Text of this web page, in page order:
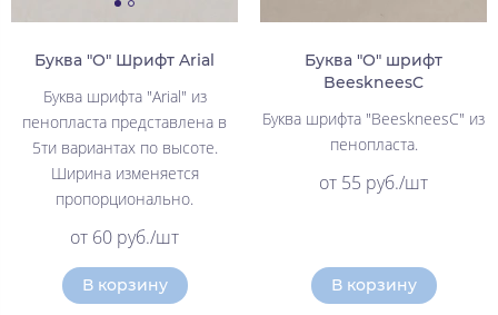
Буква "О" Шрифт Arial
Буква шрифта "Arial" из
пенопласта представлена в
5ти вариантах по высоте.
Ширина изменяется
пропорционально.
от 60 руб./шт
В корзину
Буква "О" шрифт
BeeskneesC
Буква шрифта "BeeskneesC" из
пенопласта.
от 55 руб./шт
В корзину